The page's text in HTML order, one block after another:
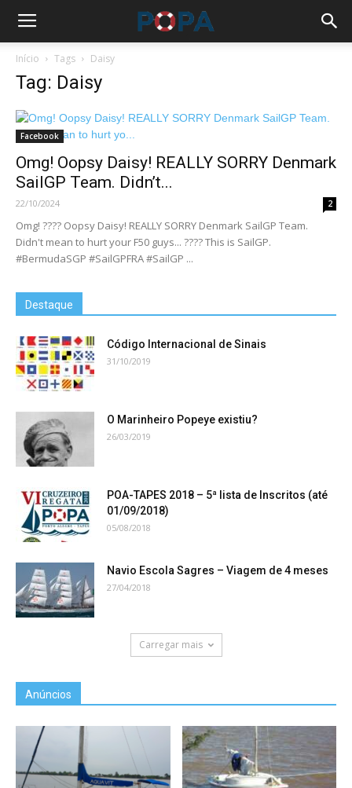
Início Tags Daisy
Tag: Daisy
Facebook
Omg! Oopsy Daisy! REALLY SORRY Denmark
SailGP Team. Didn’t...
22/10/2024 2
Omg! ???? Oopsy Daisy! REALLY SORRY Denmark SailGP Team.
Didn't mean to hurt your F50 guys... ???? This is SailGP.
#BermudaSGP #SailGPFRA #SailGP ...
Destaque
Código Internacional de Sinais
31/10/2019
O Marinheiro Popeye existiu?
26/03/2019
POA-TAPES 2018 – 5ª lista de Inscritos (até
01/09/2018)
05/08/2018
Navio Escola Sagres – Viagem de 4 meses
27/04/2018
Carregar mais
Anúncios